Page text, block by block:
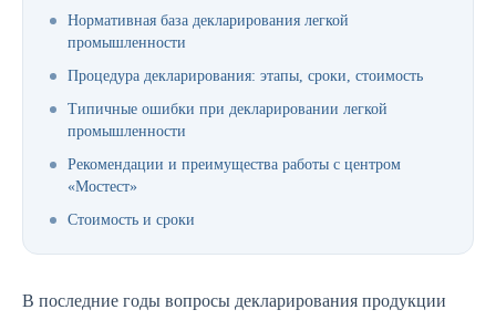
Нормативная база декларирования легкой
промышленности
Процедура декларирования: этапы, сроки, стоимость
Типичные ошибки при декларировании легкой
промышленности
Рекомендации и преимущества работы с центром
«Мостест»
Стоимость и сроки
В последние годы вопросы декларирования продукции